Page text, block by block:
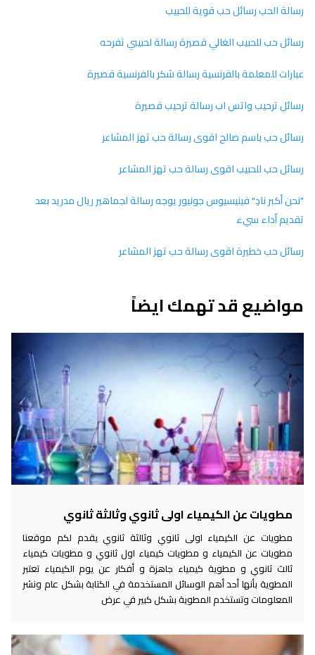
رسالة الحب رسائل حب قوية للحبيب
رسائل حب للحبيب الغالي قصيرة رسالة لحبيبي تفرحه
عبارات للمعلمة بالفرنسية رسالة شكر بالفرنسية قصيرة
رسائل ترحيب واتس اب رسالة ترحيب قصيرة
رسائل حب باسم صالح اقوى رسالة حب تهز المشاعر
رسائل حب للحبيب اقوى رسالة حب تهز المشاعر
"نحن أكبر نادِ" فينيسيوس جونيور يوجه رسالة لجماهير ريال مدريد بعد
تقديم أداء سيء
رسائل حب خطيرة اقوى رسالة حب تهز المشاعر
مواضيع قد تهمك ايضاً
مطويات عن الكيمياء اولى ثانوي وثالثة ثانوي
مطويات عن الكيمياء اولى ثانوي وثالثة ثانوي يقدم لكم موقعنا
مطويات عن الكيمياء و مطويات كيمياء اول ثانوي و مطويات كيمياء
ثالث ثانوي و مطوية كيمياء جاهزة و أفكار عن يوم الكيمياء تعتبر
المطوية بأنها أحد أهم الوسائل المستخدمة في الكتابة بشكل عام ونشر
المعلومات وتستخدم المطوية بشكل كبير في عرض